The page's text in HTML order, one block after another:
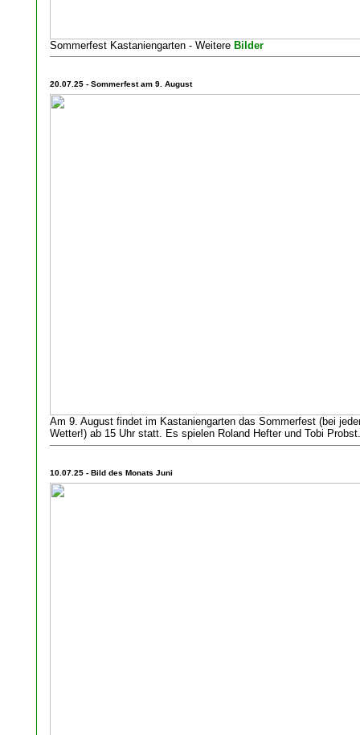
Sommerfest Kastaniengarten - Weitere Bilder
20.07.25 - Sommerfest am 9. August
Am 9. August findet im Kastaniengarten das Sommerfest (bei
Wetter!) ab 15 Uhr statt. Es spielen Roland Hefter und Tobi Probst.
10.07.25 - Bild des Monats Juni